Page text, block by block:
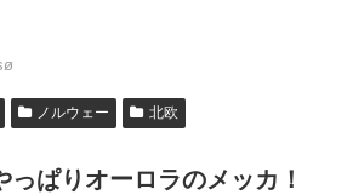
ノルウェー 北欧
っぱりオーロラのメッカ！